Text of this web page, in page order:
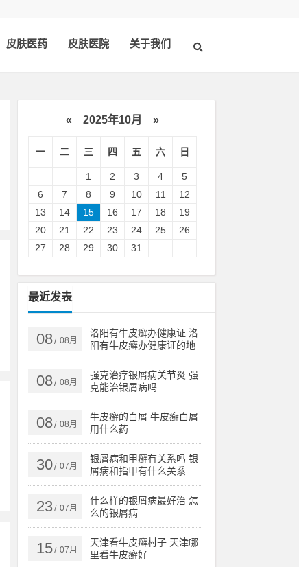
皮肤医药 皮肤医院 关于我们
« 2025年10月 »
一 二 三 四 五 六 日
1 2 3 4
5
6
7 8 9 10 11
12
13
14 15 16 17 18
19
20
21 22 23 24 25
26
27
28 29 30 31
最近发表
08/ 08月
洛阳有牛皮癣办健康证 洛
阳有牛皮癣办健康证的地
方吗
08/ 08月
强克治疗银屑病关节炎 强
克能治银屑病吗
08/ 08月
牛皮癣的白屑 牛皮癣白屑
用什么药
30/ 07月
银屑病和甲癣有关系吗 银
屑病和指甲有什么关系
23/ 07月
什么样的银屑病最好治 怎
么的银屑病
15/ 07月
天津看牛皮癣村子 天津哪
里看牛皮癣好